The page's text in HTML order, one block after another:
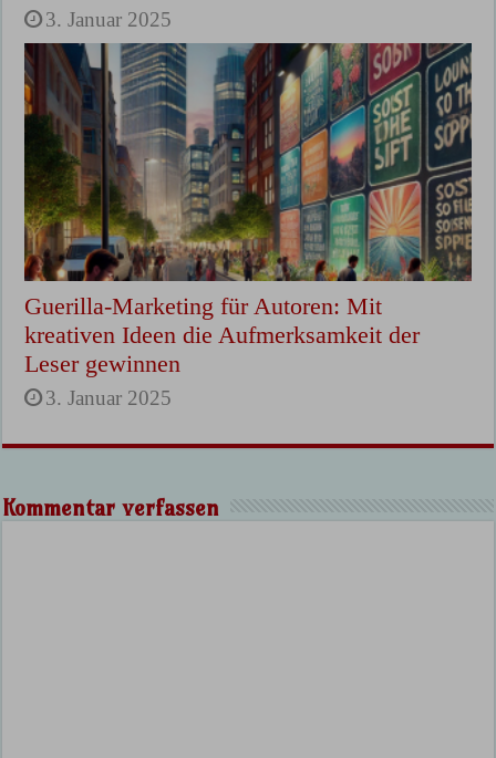
3. Januar 2025
Guerilla-Marketing für Autoren: Mit
kreativen Ideen die Aufmerksamkeit der
Leser gewinnen
3. Januar 2025
Kommentar verfassen